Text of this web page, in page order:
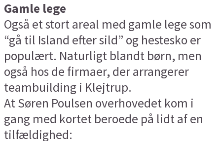
Gamle lege
Også et stort areal med gamle lege som
“gå til Island efter sild” og hestesko er
populært. Naturligt blandt børn, men
også hos de firmaer, der arrangerer
teambuilding i Klejtrup.
At Søren Poulsen overhovedet kom i
gang med kortet beroede på lidt af en
tilfældighed: